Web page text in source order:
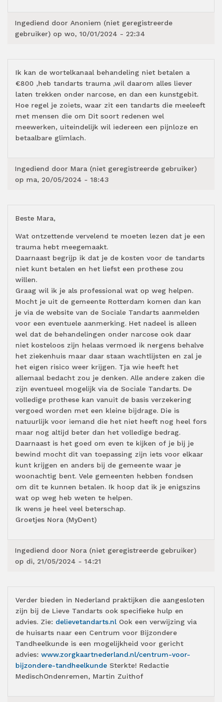
Ingediend door Anoniem (niet geregistreerde
gebruiker) op wo, 10/01/2024 - 22:34
Ik kan de wortelkanaal behandeling niet betalen a
€800 ,heb tandarts trauma ,wil daarom alles liever
laten trekken onder narcose, en dan een kunstgebit.
Hoe regel je zoiets, waar zit een tandarts die meeleeft
met mensen die om Dit soort redenen wel
meewerken, uiteindelijk wil iedereen een pijnloze en
betaalbare glimlach.
Ingediend door Mara (niet geregistreerde gebruiker)
op ma, 20/05/2024 - 18:43
Beste Mara,
Wat ontzettende vervelend te moeten lezen dat je een
trauma hebt meegemaakt.
Daarnaast begrijp ik dat je de kosten voor de tandarts
niet kunt betalen en het liefst een prothese zou
willen.
Graag wil ik je als professional wat op weg helpen.
Mocht je uit de gemeente Rotterdam komen dan kan
je via de website van de Sociale Tandarts aanmelden
voor een eventuele aanmerking. Het nadeel is alleen
wel dat de behandelingen onder narcose ook daar
niet kosteloos zijn helaas vermoed ik nergens behalve
het ziekenhuis maar daar staan wachtlijsten en zal je
het eigen risico weer krijgen. Tja wie heeft het
allemaal bedacht zou je denken. Alle andere zaken die
zijn eventueel mogelijk via de Sociale Tandarts. De
volledige prothese kan vanuit de basis verzekering
vergoed worden met een kleine bijdrage. Die is
natuurlijk voor iemand die het niet heeft nog heel fors
maar nog altijd beter dan het volledige bedrag.
Daarnaast is het goed om even te kijken of je bij je
bewind mocht dit van toepassing zijn iets voor elkaar
kunt krijgen en anders bij de gemeente waar je
woonachtig bent. Vele gemeenten hebben fondsen
om dit te kunnen betalen. Ik hoop dat ik je enigszins
wat op weg heb weten te helpen.
Ik wens je heel veel beterschap.
Groetjes Nora (MyDent)
Ingediend door Nora (niet geregistreerde gebruiker)
op di, 21/05/2024 - 14:21
Verder bieden in Nederland praktijken die aangesloten
zijn bij de Lieve Tandarts ook specifieke hulp en
advies. Zie: delievetandarts.nl Ook een verwijzing via
de huisarts naar een Centrum voor Bijzondere
Tandheelkunde is een mogelijkheid voor gericht
advies: www.zorgkaartnederland.nl/centrum-voor-
bijzondere-tandheelkunde Sterkte! Redactie
MedischOndenremen, Martin Zuithof